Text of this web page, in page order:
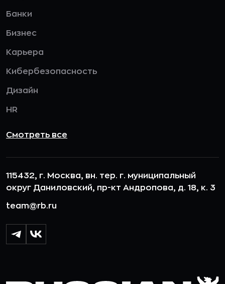
Банки
Бизнес
Карьера
Кибербезопасность
Дизайн
HR
Смотреть все
115432, г. Москва, вн. тер. г. муниципальный
округ Даниловский, пр-кт Андропова, д. 18, к. 3
team@rb.ru